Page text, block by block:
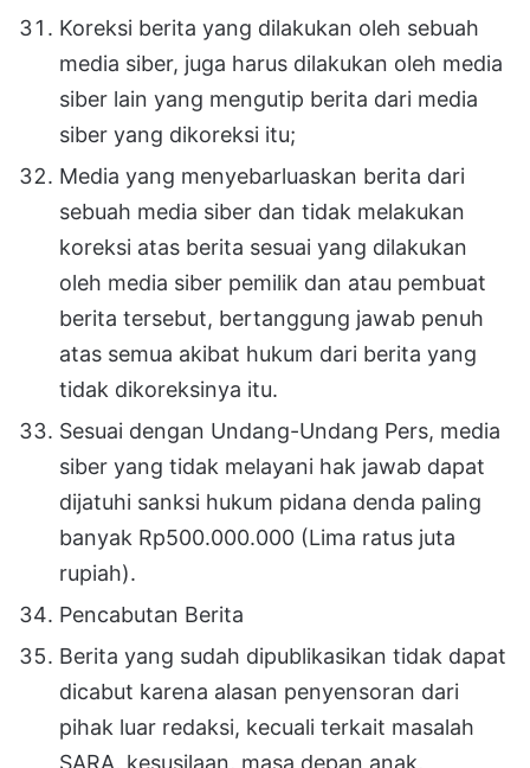
Koreksi berita yang dilakukan oleh sebuah
media siber, juga harus dilakukan oleh media
siber lain yang mengutip berita dari media
siber yang dikoreksi itu;
Media yang menyebarluaskan berita dari
sebuah media siber dan tidak melakukan
koreksi atas berita sesuai yang dilakukan
oleh media siber pemilik dan atau pembuat
berita tersebut, bertanggung jawab penuh
atas semua akibat hukum dari berita yang
tidak dikoreksinya itu.
Sesuai dengan Undang-Undang Pers, media
siber yang tidak melayani hak jawab dapat
dijatuhi sanksi hukum pidana denda paling
banyak Rp500.000.000 (Lima ratus juta
rupiah).
Pencabutan Berita
Berita yang sudah dipublikasikan tidak dapat
dicabut karena alasan penyensoran dari
pihak luar redaksi, kecuali terkait masalah
SARA, kesusilaan, masa depan anak,